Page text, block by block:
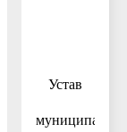
Устав